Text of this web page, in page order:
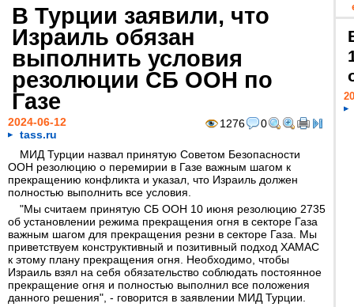
В Турции заявили, что
Израиль обязан
выполнить условия
резолюции СБ ООН по
Газе
1276 0
2024-06-12
tass.ru
МИД Турции назвал принятую Советом Безопасности
ООН резолюцию о перемирии в Газе важным шагом к
прекращению конфликта и указал, что Израиль должен
полностью выполнить все условия.
"Мы считаем принятую СБ ООН 10 июня резолюцию 2735
об установлении режима прекращения огня в секторе Газа
важным шагом для прекращения резни в секторе Газа. Мы
приветствуем конструктивный и позитивный подход ХАМАС
к этому плану прекращения огня. Необходимо, чтобы
Израиль взял на себя обязательство соблюдать постоянное
прекращение огня и полностью выполнил все положения
данного решения", - говорится в заявлении МИД Турции.